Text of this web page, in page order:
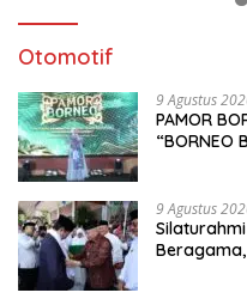
Otomotif
9 Agustus
PAMOR
“BORNEO
9 Agustus